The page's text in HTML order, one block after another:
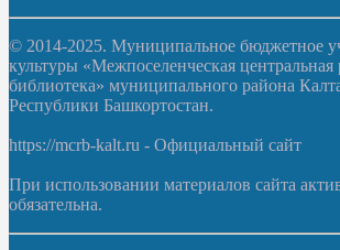
© 2014-2025. Муниципальное бюджетное
культуры «Межпоселенческая центральная
библиотека» муниципального района
Республики Башкортостан.
https://mcrb-kalt.ru - Официальный сайт
При использовании материалов сайта
обязательна.